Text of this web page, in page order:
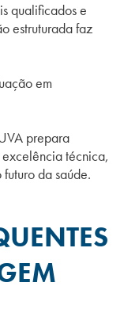
qualificados e
estruturada faz
em
prepara
técnica,
da saúde.